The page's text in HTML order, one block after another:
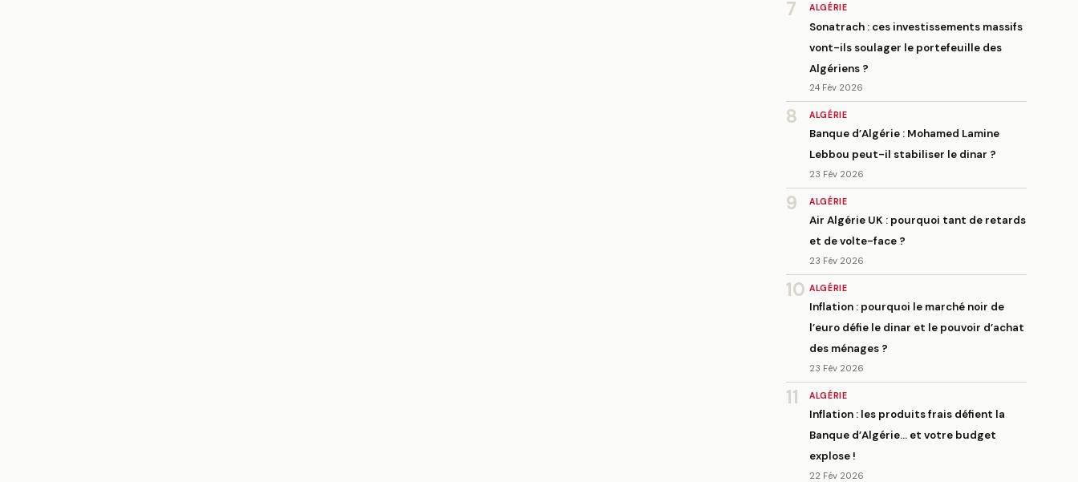
7 ALGÉRIE
Sonatrach : ces investissements massifs
vont-ils soulager le portefeuille des
Algériens ?
24 Fév 2026
8 ALGÉRIE
Banque d’Algérie : Mohamed Lamine
Lebbou peut-il stabiliser le dinar ?
23 Fév 2026
9 ALGÉRIE
Air Algérie UK : pourquoi tant de retards
et de volte-face ?
23 Fév 2026
10 ALGÉRIE
Inflation : pourquoi le marché noir de
l’euro défie le dinar et le pouvoir d’achat
des ménages ?
23 Fév 2026
11 ALGÉRIE
Inflation : les produits frais défient la
Banque d’Algérie… et votre budget
explose !
22 Fév 2026